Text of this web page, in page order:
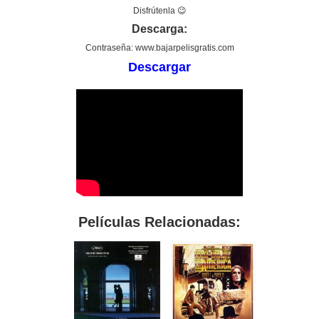
Disfrútenla 😉
Descarga:
Contraseña: www.bajarpelisgratis.com
Descargar
Películas Relacionadas: